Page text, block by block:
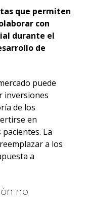
que permiten
con
durante el
de
puede
inversiones
de los
en
La
a los
a
no